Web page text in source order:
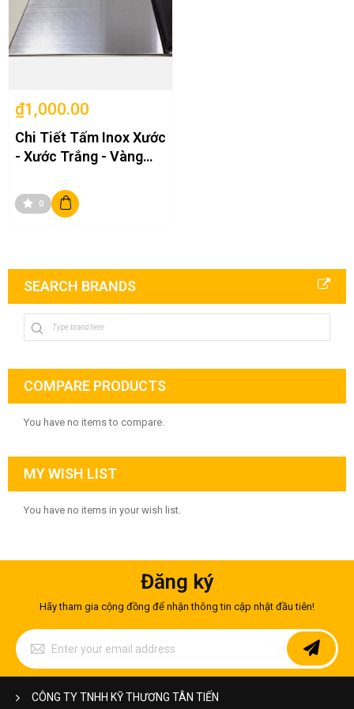
₫1,000.00
Chi Tiết Tấm Inox Xước
- Xước Trắng - Vàng
0
SEARCH BRANDS
COMPARE PRODUCTS
You have no items to compare.
MY WISH LIST
You have no items in your wish list.
Đăng ký
Hãy tham gia cộng đồng để nhận thông tin cập nhật đầu tiên!
Sign
Up
for
Our
Newsletter:
CÔNG TY TNHH KỸ THƯƠNG TÂN TIẾN